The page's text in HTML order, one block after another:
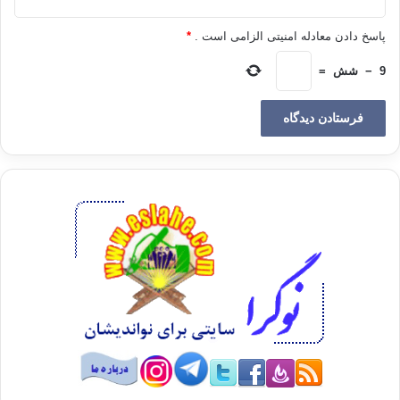
می‌شد، حال مجال اعتراض فراهم شده بود. دولت سازندگی
مشغول ساخت و ساز کشور بود و در این میان درگیری‌های پنهانی
برای کسب قدرت و ثروت آغاز شده بود. از جمله در برخی مناطق
سنی‌. بخشی از سیستانی‌ها در استان سیستان و بلوچستان و برخی
ترک‌ها در استان کردستان با ادعای قابلیت اعتماد بیشتر نظام به
آن‌ها، خود را به بدنه‌ی قدرت نزدیک‌تر کردند.
در همین مقطع به خاطر تخریب «مسافرخانه‌ی فیض» در مشهد که
پرسروصدایی به راه افتاد و عده‌ای به اعتراض برخاستند. در مواجهه
با آن‌ها در زاهدان تدبیر کافی به کار گرفته نشد و چند نفری کشته
شدند. چندی بعد هم به خاطر خودسری عاملان قتل‌های زنجیره‌ای،
عده‌ای از اهل سنت به طرز مشکوکی در نقاطی از کشور به قتل
رسیدند. مجموعه‌ی این اقدامات حسی منفی را به بخشی از اهل
سنت ایران القا کرد؛ نوعی تلقی از این‌که اکنون نظام به ثبات رسیده
و حالا می‌خواهد مجال را بر آنان تنگ کند.
هر چند خدمات اجتماعی و اقتصادی گسترده‌ای به برخی مناطق داده
پاسخ دادن معادله امنیتی الزامی است . *
9
− شش =